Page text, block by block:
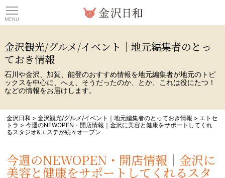
金沢観光/グルメ/イベント｜地元編集者のとっ
ておき情報
石川や金沢、加賀、能登のおすすめ情報を地元編集者が地元のトピ
ックスを中心に、へぇ、そうだったのか、とか、これは役にたつ！
などの情報をお届けします。
金沢日和 >金沢観光/グルメ/イベント｜地元編集者のとっておき情報 >エトセ
トラ >今週のNEWOPEN・開店情報｜金沢に美容と健康をサポートしてくれ
るスタジオ&エステが続々オープン
今週のNEWOPEN・開店情報｜金沢に
美容と健康をサポートしてくれるスタ